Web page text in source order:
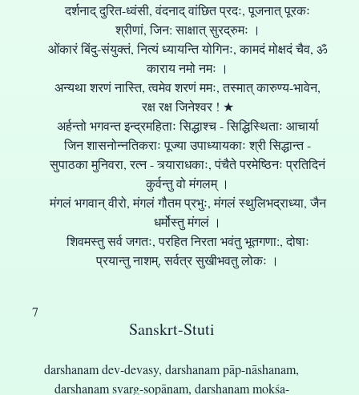
दर्शनाद् दुरित-ध्वंसी, वंदनाद् वांछित प्रदः, पूजनात् पूरकः
श्रीणां, जिन: साक्षात् सुरद्रुमः ।
ओंकारं बिंदु-संयुक्तं, नित्यं ध्यायन्ति योगिनः, कामदं मोक्षदं चैव, ॐ
काराय नमो नमः ।
अन्यथा शरणं नास्ति, त्वमेव शरणं ममः, तस्मात् कारुण्य-भावेन,
रक्ष रक्ष जिनेश्वर ! ★
अर्हन्तो भगवन्त इन्द्रमहिताः सिद्धाश्च - सिद्धिस्थिताः आचार्या
जिन शासनोन्नतिकराः पूज्या उपाध्यायकाः श्री सिद्धान्त -
सुपाठका मुनिवरा, रत्न - त्र्याराधकाः, पंचैते परमेष्ठिनः प्रतिदिनं
कुर्वन्तु वो मंगलम् ।
मंगलं भगवान् वीरो, मंगलं गौतम प्रभुः, मंगलं स्थुलिभद्राध्या, जैन
धर्मोस्तु मंगलं ।
शिवमस्तु सर्व जगतः, परहित निरता भवंतु भूतगणा:, दोषाः
प्रयान्तु नाशम्, सर्वत्र सुखीभवतु लोकः ।
Sanskrt-Stuti
darshanam dev-devasy, darshanam pāp-nāshanam,
darshanam svarg-sopānam, darshanam mokśa-
7